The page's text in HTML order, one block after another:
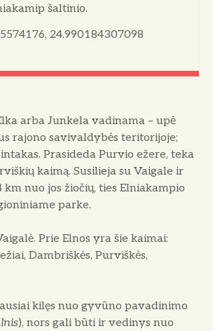
šaltinio.
24.990184307098
arba Junkela vadinama – upė
rajono savivaldybės teritorijoje;
Prasideda Purvio ežere, teka
kaimą. Susilieja su Vaigale ir
nuo jos žiočių, ties Elniakampio
parke.
Prie Elnos yra šie kaimai:
Dambriškės, Purviškės,
kilęs nuo gyvūno pavadinimo
), nors gali būti ir vedinys nuo